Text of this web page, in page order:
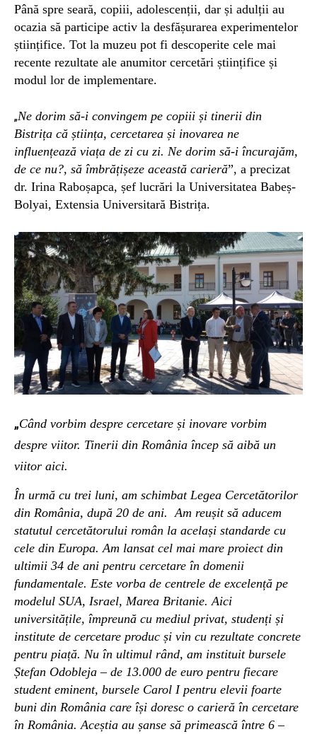
Până spre seară, copiii, adolescenții, dar și adulții au
ocazia să participe activ la desfășurarea experimentelor
științifice. Tot la muzeu pot fi descoperite cele mai
recente rezultate ale anumitor cercetări științifice și
modul lor de implementare.
„Ne dorim să-i convingem pe copiii și tinerii din
Bistrița că știința, cercetarea și inovarea ne
influențează viața de zi cu zi. Ne dorim să-i încurajăm,
de ce nu?, să îmbrățișeze această carieră”, a precizat
dr. Irina Raboșapca, șef lucrări la Universitatea Babeș-
Bolyai, Extensia Universitară Bistrița.
„Când vorbim despre cercetare și inovare vorbim
despre viitor. Tinerii din România încep să aibă un
viitor aici.
În urmă cu trei luni, am schimbat Legea Cercetătorilor
din România, după 20 de ani. Am reușit să aducem
statutul cercetătorului român la același standarde cu
cele din Europa. Am lansat cel mai mare proiect din
ultimii 34 de ani pentru cercetare în domenii
fundamentale. Este vorba de centrele de excelență pe
modelul SUA, Israel, Marea Britanie. Aici
universitățile, împreună cu mediul privat, studenți și
institute de cercetare produc și vin cu rezultate concrete
pentru piață. Nu în ultimul rând, am instituit bursele
Ștefan Odobleja – de 13.000 de euro pentru fiecare
student eminent, bursele Carol I pentru elevii foarte
buni din România care își doresc o carieră în cercetare
în România. Aceștia au șanse să primească între 6 –